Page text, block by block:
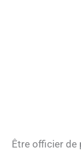
Être officier de